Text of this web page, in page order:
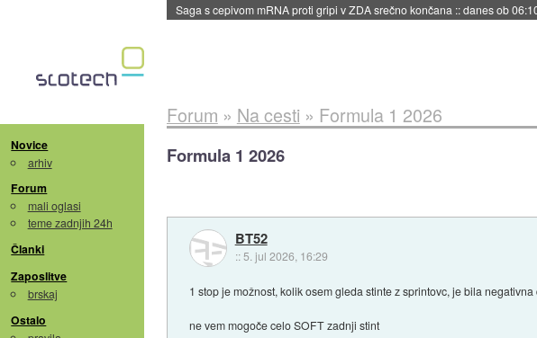
BMW v vozilih začel predvajati reklame::danes ob 06:09
Novice
arhiv
Forum
mali oglasi
teme zadnjih 24h
Članki
Zaposlitve
brskaj
Ostalo
Forum » Na cesti » Formula 1 2026
Formula 1 2026
BT52
:: 5. jul 2026, 16:29
1 stop je možnost, kolik osem gleda stinte z sprintovc, je bila
ne vem mogoče celo SOFT zadnji stint